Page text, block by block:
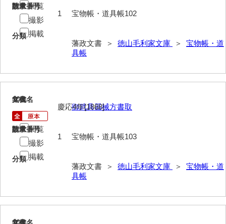
御防方御奉記
萩御留守中日記
巡見上使記
萩岩国八家日記
下御用所日記
請求番号
宝物帳・道具帳102
分類
藩政文書 ＞ 徳山毛利家文庫 ＞ 宝物帳・道
具帳
数量
1
閲覧
撮影
掲載
103
文書名
御武具器械方書取
請求番号
宝物帳・道具帳103
分類
藩政文書 ＞ 徳山毛利家文庫 ＞ 宝物帳・道
具帳
年代
慶応4年[1868]
数量
1
閲覧
撮影
掲載